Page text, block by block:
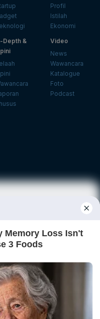
Profil
Istilah
Ekonomi
Depth &
Video
News
Wawancara
Katalogue
Foto
Podcast
Daftar
Pedoman Media Siber
Hubungi Kami